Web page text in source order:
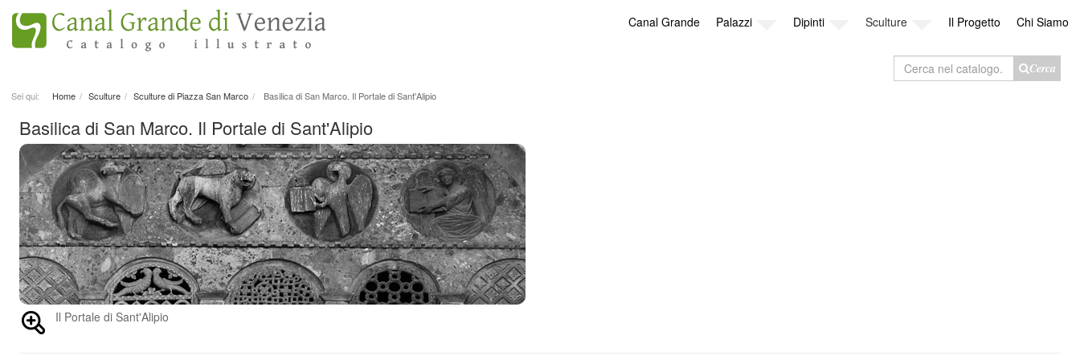
Canal Grande Palazzi Dipinti Sculture Il Progetto Chi Siamo
Cerca
Cerca
nel
Sei qui: Home Sculture Sculture di Piazza San Marco Basilica di San Marco. Il Portale di Sant'Alipio
Basilica di San Marco. Il Portale di Sant'Alipio
Il Portale di Sant'Alipio